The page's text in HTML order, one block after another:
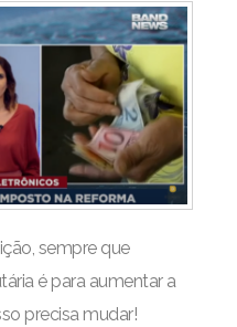
sempre que
é para aumentar a
precisa mudar!